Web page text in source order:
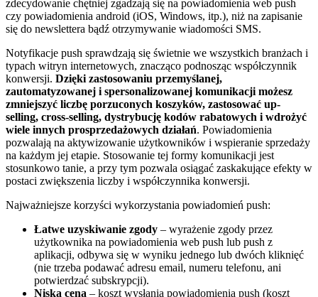
zdecydowanie chętniej zgadzają się na powiadomienia web push
czy powiadomienia android (iOS, Windows, itp.), niż na zapisanie
się do newslettera bądź otrzymywanie wiadomości SMS.
Notyfikacje push sprawdzają się świetnie we wszystkich branżach i
typach witryn internetowych, znacząco podnosząc współczynnik
konwersji. Dzięki zastosowaniu przemyślanej,
zautomatyzowanej i spersonalizowanej komunikacji możesz
zmniejszyć liczbę porzuconych koszyków, zastosować up-
selling, cross-selling, dystrybucję kodów rabatowych i wdrożyć
wiele innych prosprzedażowych działań. Powiadomienia
pozwalają na aktywizowanie użytkowników i wspieranie sprzedaży
na każdym jej etapie. Stosowanie tej formy komunikacji jest
stosunkowo tanie, a przy tym pozwala osiągać zaskakujące efekty w
postaci zwiększenia liczby i współczynnika konwersji.
Najważniejsze korzyści wykorzystania powiadomień push:
Łatwe uzyskiwanie zgody – wyrażenie zgody przez
użytkownika na powiadomienia web push lub push z
aplikacji, odbywa się w wyniku jednego lub dwóch kliknięć
(nie trzeba podawać adresu email, numeru telefonu, ani
potwierdzać subskrypcji).
Niska cena – koszt wysłania powiadomienia push (koszt